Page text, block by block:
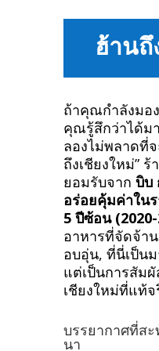
ฮ้านถึ
ถ้าคุณกำลังมอ
คุณรู้สึกว่าได้ม
ลองไม่พลาดที่
ถึงเชียงใหม่”
ยอมรับจาก บิบ
อร่อยคุ้มค่าใน
5 ปีซ้อน
อาหารที่จัดจ้า
อบอุ่น, ที่นี่เป็น
แต่เป็นการสัม
เชียงใหม่ที่แท้จ
บรรยากาศที่ส
นา